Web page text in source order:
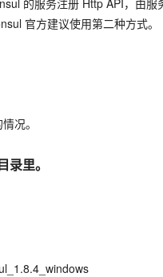
的服务注册 Http API，由
官方建议使用第二种方式。
况。
里。